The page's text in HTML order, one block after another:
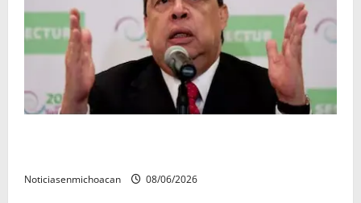
Noticiasenmichoacan 08/06/2026